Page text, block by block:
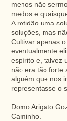
menos não
medos e
A retidão uma
soluções, mas
Cultivar apenas
eventualmente
espírito e, talvez
não era tão forte
alguém que nos
representasse o
Domo Arigato
Caminho.